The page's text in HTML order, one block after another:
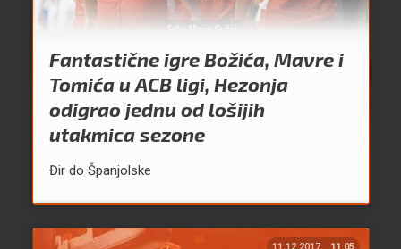
Fantastične igre Božića, Mavre i
Tomića u ACB ligi, Hezonja
odigrao jednu od lošijih
utakmica sezone
Đir do Španjolske